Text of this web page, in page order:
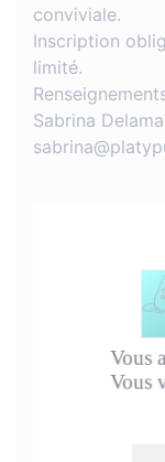
conviviale.
Inscription
limité.
Sabrina